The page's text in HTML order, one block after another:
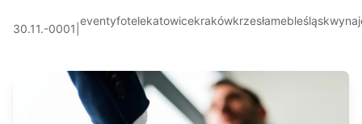
30.11.-0001
eventyfotelekatowicekrakówkrzesłamebleśląsk